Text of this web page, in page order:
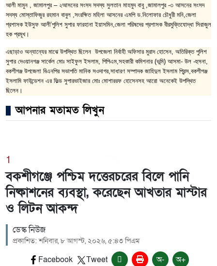
আলী মামুন , জামালপুর – ২আসনের সংসদ সদস্য সুলতান মাহমুদ বাবু ,জামালপুর -৩ আসনের সংসদ
সদস্য মোস্তাফিজুর রহমান বাবুল ,সংরক্ষিত মহিলা আসনের এমপি ড.নিলোফার চৌধুরী মনি,জেলা
প্রশাসক ইউসুফ আলী’পুলিশ সুপার ফারহানা ইয়াসমিন,জেলা পরিষদের প্রশাসক বীরমুক্তিযোদ্ধা সিরাজুল
হক প্রমূখ।
এছাড়াও অন্যান্যের মাঝে উপস্থিত ছিলেন উপজেলা নির্বাহী অফিসার মুরাদ হোসেন, অতিরিক্ত পুলিশ
সুপার দেওয়ানগঞ্জ সার্কেল মোঃ সাইফুল ইসলাম, পিপিএম,সহকারী কমিশনার (ভূমি) আসমা- উল -হুসনা,
বকশীগঞ্জ উপজেলা বিএনপির সভাপতি মানিক সওদাগর,সাধারণ সম্পাদক জাহিদুল ইসলাম প্রিন্স,বকশীগঞ্জ
ইসলামি ফাউন্ডেশন এর ফিল্ড সুপারভাইজার মোঃ মোশাররফ হোসেনসহ আরো অনেকেই উপস্থিত
ছিলেন।
আপনার মতামত লিখুন
1
বকশীগঞ্জে পশ্চিম দত্তেরচরের বিলে পানি
নিষ্কাশনের ব্যবস্থা, করেছেন আখতার মাস্টার
ও লিটন আকন্দ
ডেস্ক নিউজ
প্রকাশিত: শনিবার, ৮ আগস্ট, ২০২৬, ৫:৪৩ পিএম
Facebook Tweet অ- অ+